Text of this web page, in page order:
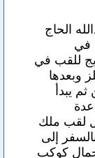
الحاج
في
للقب في
وبعدها
يبدأ
لقب ملك
إلى
جمال كوكب